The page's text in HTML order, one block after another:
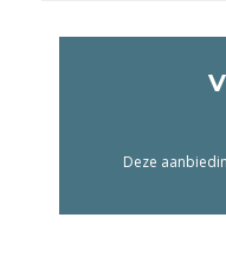
Deze